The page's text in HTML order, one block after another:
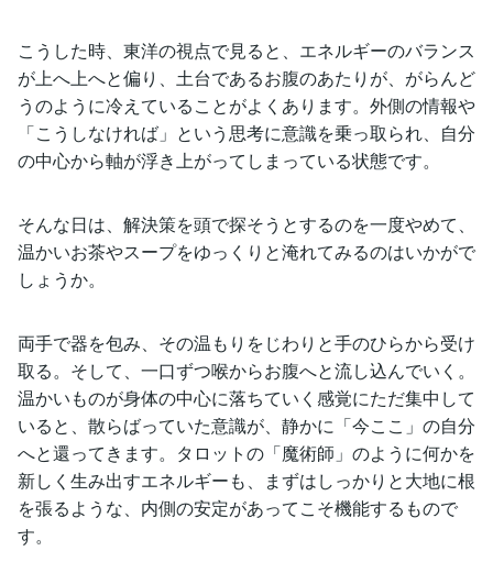
こうした時、東洋の視点で見ると、エネルギーのバランス
が上へ上へと偏り、土台であるお腹のあたりが、がらんど
うのように冷えていることがよくあります。外側の情報や
「こうしなければ」という思考に意識を乗っ取られ、自分
の中心から軸が浮き上がってしまっている状態です。
そんな日は、解決策を頭で探そうとするのを一度やめて、
温かいお茶やスープをゆっくりと淹れてみるのはいかがで
しょうか。
両手で器を包み、その温もりをじわりと手のひらから受け
取る。そして、一口ずつ喉からお腹へと流し込んでいく。
温かいものが身体の中心に落ちていく感覚にただ集中して
いると、散らばっていた意識が、静かに「今ここ」の自分
へと還ってきます。タロットの「魔術師」のように何かを
新しく生み出すエネルギーも、まずはしっかりと大地に根
を張るような、内側の安定があってこそ機能するもので
す。